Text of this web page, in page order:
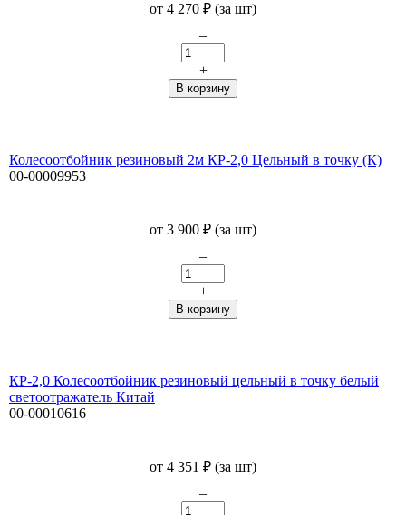
от 4 270 ₽ (за шт)
–
+
Колесоотбойник резиновый 2м КР-2,0 Цельный в точку (К)
00-00009953
от 3 900 ₽ (за шт)
–
+
КР-2,0 Колесоотбойник резиновый цельный в точку белый
светоотражатель Китай
00-00010616
от 4 351 ₽ (за шт)
–